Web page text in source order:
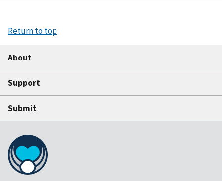
Return to top
About
Support
Submit